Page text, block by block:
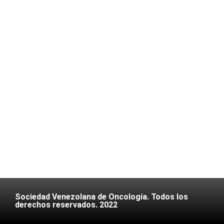
Sociedad Venezolana de Oncología. Todos los
derechos reservados. 2022